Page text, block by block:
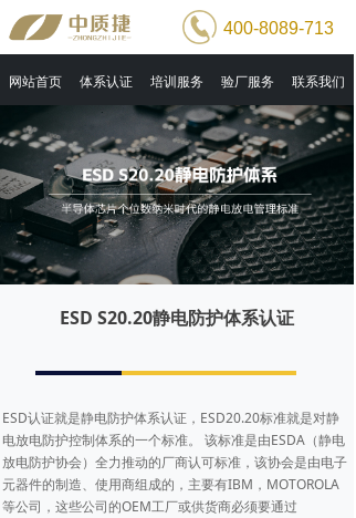
网站首页 体系认证 培训服务 验厂服务 联系我们
400-8089-713
ESD S20.20静电防护体系认证
ESD认证就是静电防护体系认证，ESD20.20标准就是对静
电放电防护控制体系的一个标准。 该标准是由ESDA（静电
放电防护协会）全力推动的厂商认可标准，该协会是由电子
元器件的制造、使用商组成的，主要有IBM，MOTOROLA
等公司，这些公司的OEM工厂或供货商必须要通过